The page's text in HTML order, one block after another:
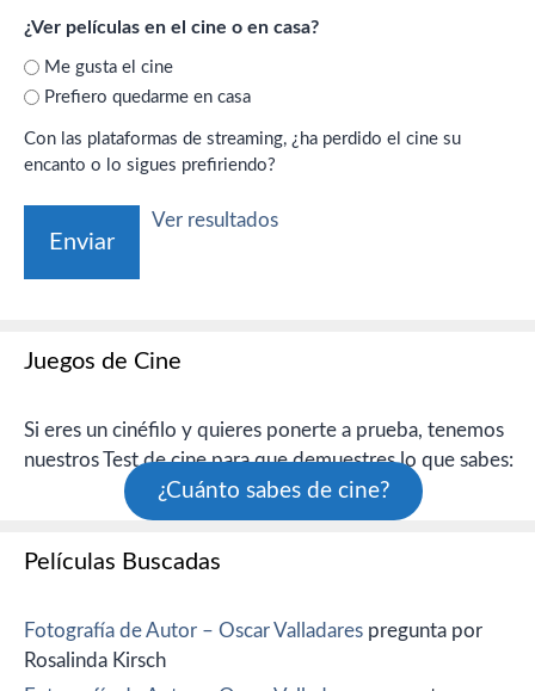
¿Ver películas en el cine o en casa?
Me gusta el cine
Prefiero quedarme en casa
Con las plataformas de streaming, ¿ha perdido el cine su
encanto o lo sigues prefiriendo?
Ver resultados
Juegos de Cine
Si eres un cinéfilo y quieres ponerte a prueba, tenemos
nuestros Test de cine para que demuestres lo que sabes:
¿Cuánto sabes de cine?
Películas Buscadas
Fotografía de Autor – Oscar Valladares pregunta por
Rosalinda Kirsch